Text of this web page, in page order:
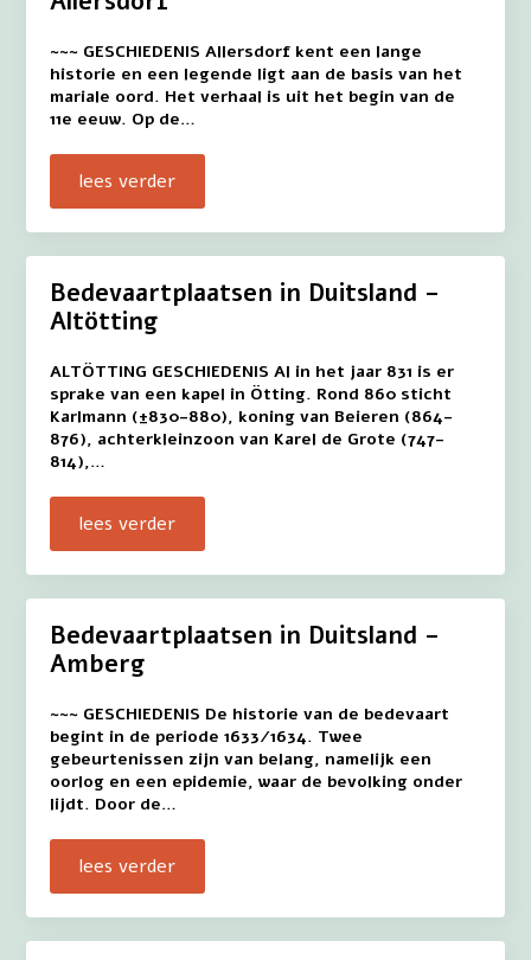
~~~ GESCHIEDENIS Allersdorf kent een lange
historie en een legende ligt aan de basis van het
mariale oord. Het verhaal is uit het begin van de
11e eeuw. Op de…
lees verder
Bedevaartplaatsen in Duitsland –
Altötting
ALTÖTTING GESCHIEDENIS Al in het jaar 831 is er
sprake van een kapel in Ötting. Rond 860 sticht
Karlmann (±830-880), koning van Beieren (864-
876), achterkleinzoon van Karel de Grote (747-
814),…
lees verder
Bedevaartplaatsen in Duitsland –
Amberg
~~~ GESCHIEDENIS De historie van de bedevaart
begint in de periode 1633/1634. Twee
gebeurtenissen zijn van belang, namelijk een
oorlog en een epidemie, waar de bevolking onder
lijdt. Door de…
lees verder